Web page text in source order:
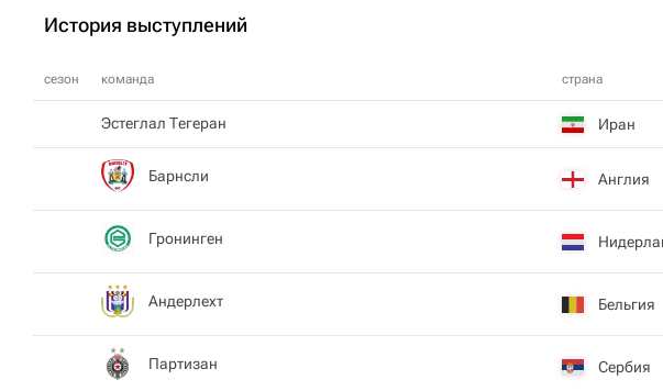
История выступлений
сезон команда страна
Эстеглал Тегеран Иран
Барнсли Англия
Гронинген
Андерлехт Бельгия
Партизан Сербия